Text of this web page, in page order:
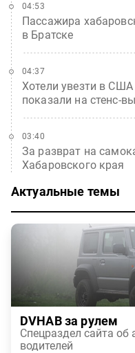
Пассажира
в Братске
04:53
Хотели увезти в
показали на стенс-
04:37
За разврат на
Хабаровского края
03:40
Актуальные темы
DVHAB за рулем
Спецраздел сайта об
водителей